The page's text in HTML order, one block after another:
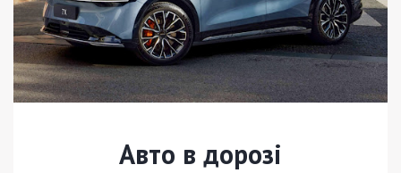
Авто в дорозі